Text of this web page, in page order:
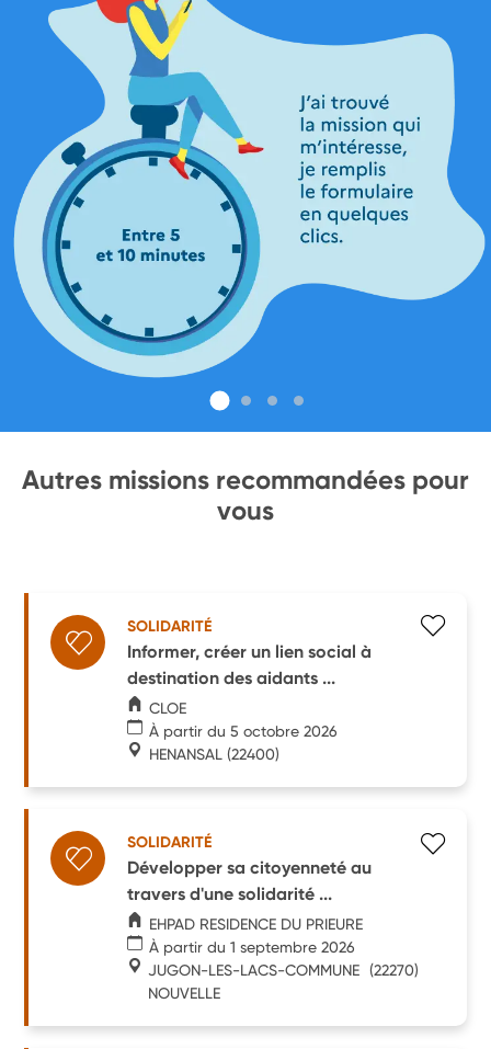
Autres missions recommandées pour
vous
SOLIDARITÉ
Informer, créer un lien social à
destination des aidants ...
CLOE
À partir du 5 octobre 2026
HENANSAL (22400)
SOLIDARITÉ
Développer sa citoyenneté au
travers d'une solidarité ...
EHPAD RESIDENCE DU PRIEURE
À partir du 1 septembre 2026
JUGON-LES-LACS-COMMUNE
NOUVELLE
(22270)